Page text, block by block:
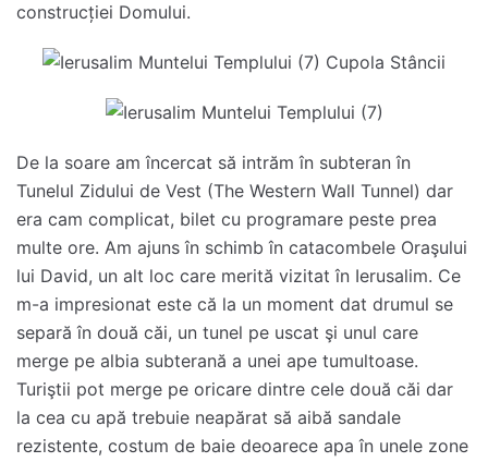
construcției Domului.
De la soare am încercat să intrăm în subteran în
Tunelul Zidului de Vest (The Western Wall Tunnel) dar
era cam complicat, bilet cu programare peste prea
multe ore. Am ajuns în schimb în catacombele Oraşului
lui David, un alt loc care merită vizitat în Ierusalim. Ce
m-a impresionat este că la un moment dat drumul se
separă în două căi, un tunel pe uscat şi unul care
merge pe albia subterană a unei ape tumultoase.
Turiştii pot merge pe oricare dintre cele două căi dar
la cea cu apă trebuie neapărat să aibă sandale
rezistente, costum de baie deoarece apa în unele zone